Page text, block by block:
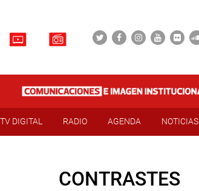
TV DIGITAL RADIO AGENDA NOTICIAS
CONTRASTES